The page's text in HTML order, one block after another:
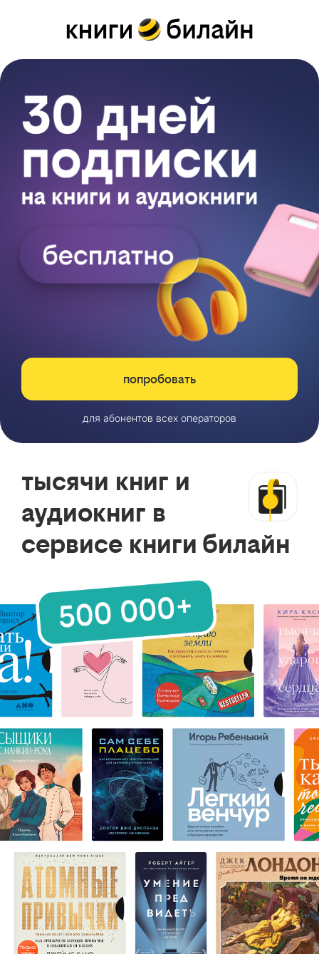
попробовать
для абонентов всех операторов
тысячи книг и
аудиокниг в
сервисе книги билайн